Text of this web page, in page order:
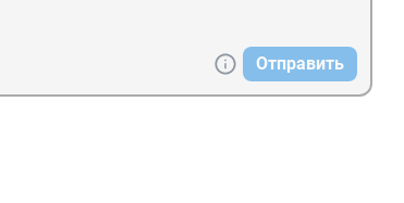
Отправить